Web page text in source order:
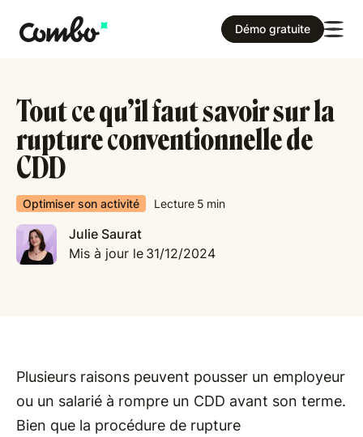
Démo gratuite
Tout ce qu’il faut savoir sur la
rupture conventionnelle de
CDD
Optimiser son activité Lecture 5 min
Julie Saurat
Mis à jour le 31/12/2024
Plusieurs raisons peuvent pousser un employeur
ou un salarié à rompre un CDD avant son terme.
Bien que la procédure de rupture